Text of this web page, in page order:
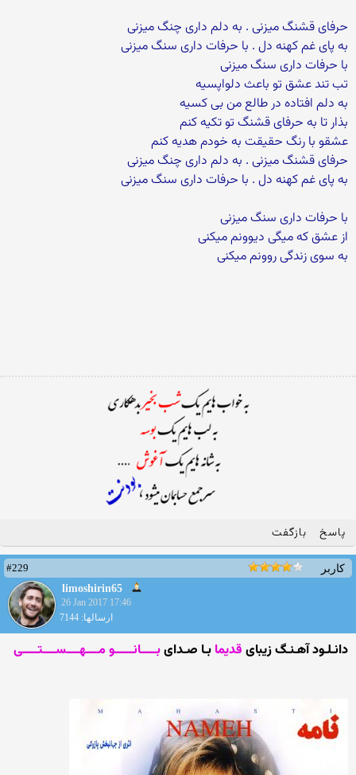
حرفای قشنگ میزنی . به دلم داری چنگ میزنی
به پای غم کهنه دل . با حرفات داری سنگ میزنی
با حرفات داری سنگ میزنی
تب تند عشق تو باعث دلواپسیه
به دلم افتاده در طالع من بی کسیه
بذار تا به حرفای قشنگ تو تکیه کنم
عشقو با رنگ حقیقت به خودم هدیه کنم
حرفای قشنگ میزنی . به دلم داری چنگ میزنی
به پای غم کهنه دل . با حرفات داری سنگ میزنی
با حرفات داری سنگ میزنی
از عشق که میگی دیوونم میکنی
به سوی زندگی روونم میکنی
پاسخ بازگفت
کاربر
#229
limoshirin65
26 Jan 2017 17:46
ارسالها: 7144
دانـلـود آهـنـگ زیبای قدیما بـا صـدایبـــــانــــــو مــــهــــســــتـــــی